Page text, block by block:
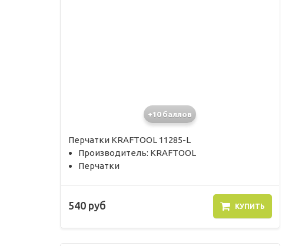
+10 баллов
Перчатки KRAFTOOL 11285-L
Производитель: KRAFTOOL
Перчатки
540 руб КУПИТЬ